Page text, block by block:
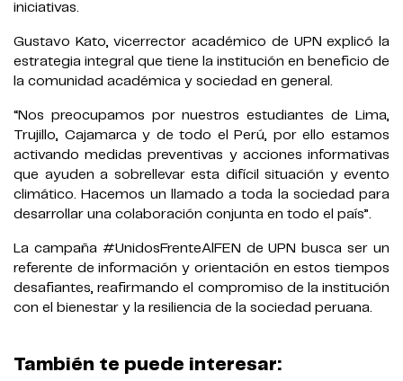
iniciativas.
Gustavo Kato, vicerrector académico de UPN explicó la
estrategia integral que tiene la institución en beneficio de
la comunidad académica y sociedad en general.
“Nos preocupamos por nuestros estudiantes de Lima,
Trujillo, Cajamarca y de todo el Perú, por ello estamos
activando medidas preventivas y acciones informativas
que ayuden a sobrellevar esta difícil situación y evento
climático. Hacemos un llamado a toda la sociedad para
desarrollar una colaboración conjunta en todo el país”.
La campaña #UnidosFrenteAlFEN de UPN busca ser un
referente de información y orientación en estos tiempos
desafiantes, reafirmando el compromiso de la institución
con el bienestar y la resiliencia de la sociedad peruana.
También te puede interesar: